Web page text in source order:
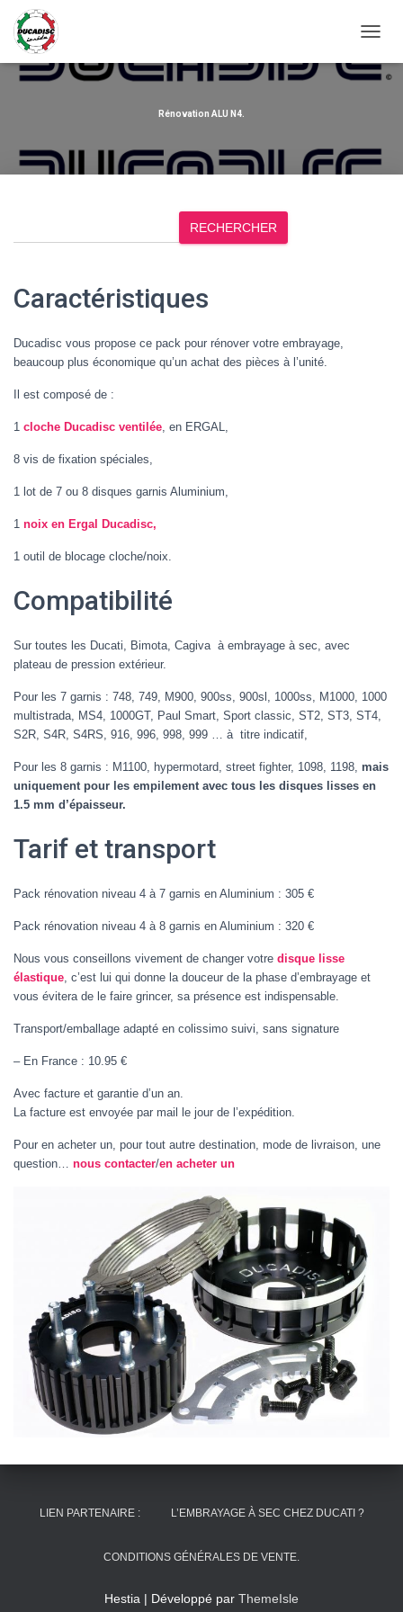
Rénovation ALU N4.
e
e
c
h
r
RECHERCHER
Caractéristiques
Ducadisc vous propose ce pack pour rénover votre embrayage,
beaucoup plus économique qu’un achat des pièces à l’unité.
Il est composé de :
1 cloche Ducadisc ventilée, en ERGAL,
8 vis de fixation spéciales,
1 lot de 7 ou 8 disques garnis Aluminium,
1 noix en Ergal Ducadisc,
1 outil de blocage cloche/noix.
Compatibilité
Sur toutes les Ducati, Bimota, Cagiva à embrayage à sec, avec
plateau de pression extérieur.
Pour les 7 garnis : 748, 749, M900, 900ss, 900sl, 1000ss, M1000, 1000
multistrada, MS4, 1000GT, Paul Smart, Sport classic, ST2, ST3, ST4,
S2R, S4R, S4RS, 916, 996, 998, 999 … à titre indicatif,
Pour les 8 garnis : M1100, hypermotard, street fighter, 1098, 1198, mais
uniquement pour les empilement avec tous les disques lisses en
1.5 mm d’épaisseur.
Tarif et transport
Pack rénovation niveau 4 à 7 garnis en Aluminium : 305 €
Pack rénovation niveau 4 à 8 garnis en Aluminium : 320 €
Nous vous conseillons vivement de changer votre disque lisse
élastique, c’est lui qui donne la douceur de la phase d’embrayage et
vous évitera de le faire grincer, sa présence est indispensable.
Transport/emballage adapté en colissimo suivi, sans signature
– En France : 10.95 €
Avec facture et garantie d’un an.
La facture est envoyée par mail le jour de l’expédition.
Pour en acheter un, pour tout autre destination, mode de livraison, une
question… nous contacter/en acheter un
LIEN PARTENAIRE : L’EMBRAYAGE À SEC CHEZ DUCATI ?
CONDITIONS GÉNÉRALES DE VENTE.
Hestia | Développé par ThemeIsle